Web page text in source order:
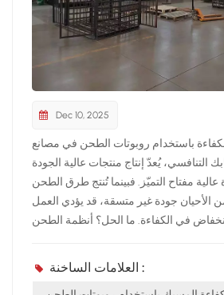
Dec 10, 2025
باستخدام روبوتات الطحن في مصانع
التنافسي، يُعدّ إنتاج منتجات عالية الجودة
عالية مفتاح التميّز. فبينما تُنتج طرق الطحن
الأحيان جودة غير متسقة، قد يؤدي العمل
في الكفاءة. ما الحل؟ أنظمة الطحن
لضمان الدقة في كل جانب من جوانب
العلامات الساخنة :